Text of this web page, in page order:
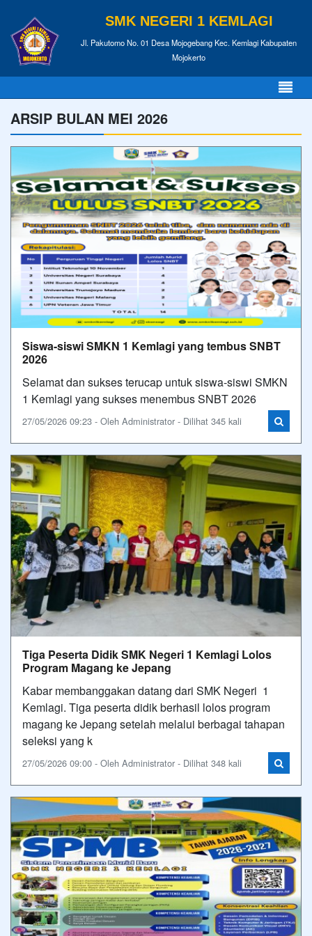
SMK NEGERI 1 KEMLAGI
Jl. Pakutomo No. 01 Desa Mojogebang Kec. Kemlagi Kabupaten
Mojokerto
ARSIP BULAN MEI 2026
Siswa-siswi SMKN 1 Kemlagi yang tembus SNBT
2026
Selamat dan sukses terucap untuk siswa-siswi SMKN
1 Kemlagi yang sukses menembus SNBT 2026
27/05/2026 09:23 - Oleh Administrator - Dilihat 345 kali
Tiga Peserta Didik SMK Negeri 1 Kemlagi Lolos
Program Magang ke Jepang
Kabar membanggakan datang dari SMK Negeri 1
Kemlagi. Tiga peserta didik berhasil lolos program
magang ke Jepang setelah melalui berbagai tahapan
seleksi yang k
27/05/2026 09:00 - Oleh Administrator - Dilihat 348 kali